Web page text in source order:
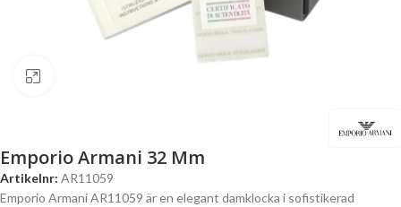
Emporio Armani 32 Mm
Artikelnr: AR11059
Emporio Armani AR11059 är en elegant damklocka i sofistikerad